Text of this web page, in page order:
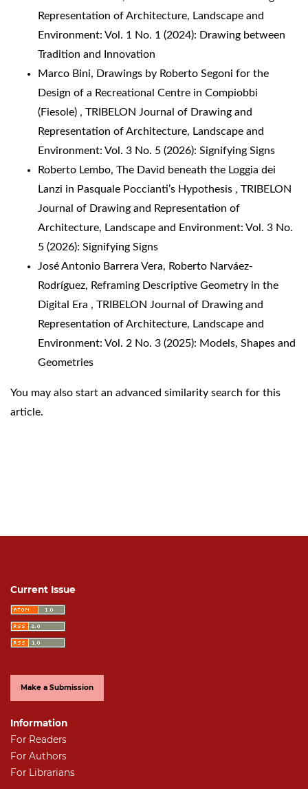
Representation of Architecture, Landscape and
Environment: Vol. 1 No. 1 (2024): Drawing between
Tradition and Innovation
Marco Bini, Drawings by Roberto Segoni for the
Design of a Recreational Centre in Compiobbi
(Fiesole) , TRIBELON Journal of Drawing and
Representation of Architecture, Landscape and
Environment: Vol. 3 No. 5 (2026): Signifying Signs
Roberto Lembo, The David beneath the Loggia dei
Lanzi in Pasquale Poccianti’s Hypothesis , TRIBELON
Journal of Drawing and Representation of
Architecture, Landscape and Environment: Vol. 3 No.
5 (2026): Signifying Signs
José Antonio Barrera Vera, Roberto Narváez-
Rodríguez, Reframing Descriptive Geometry in the
Digital Era , TRIBELON Journal of Drawing and
Representation of Architecture, Landscape and
Environment: Vol. 2 No. 3 (2025): Models, Shapes and
Geometries
You may also start an advanced similarity search for this
article.
Current Issue
Make a Submission
Information
For Readers
For Authors
For Librarians